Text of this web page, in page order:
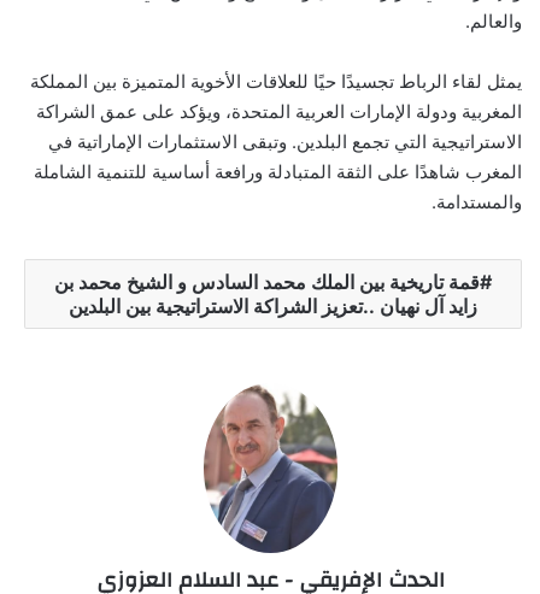
والعالم.
يمثل لقاء الرباط تجسيدًا حيًا للعلاقات الأخوية المتميزة بين المملكة
المغربية ودولة الإمارات العربية المتحدة، ويؤكد على عمق الشراكة
الاستراتيجية التي تجمع البلدين. وتبقى الاستثمارات الإماراتية في
المغرب شاهدًا على الثقة المتبادلة ورافعة أساسية للتنمية الشاملة
والمستدامة.
قمة تاريخية بين الملك محمد السادس و الشيخ محمد بن
زايد آل نهيان ..تعزيز الشراكة الاستراتيجية بين البلدين
الحدث الإفريقي - عبد السلام العزوزي